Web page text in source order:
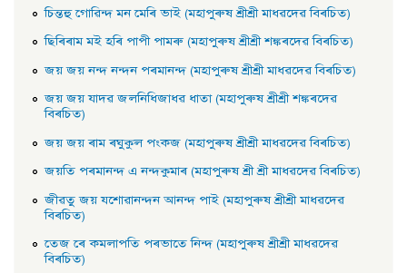
চিন্তহু গােৱিন্দ মন মেৰি ভাই (মহাপুৰুষ শ্ৰীশ্ৰী মাধৱদেৱ বিৰচিত)
ছিৰিৰাম মই হৰি পাপী পামৰু (মহাপুৰুষ শ্ৰীশ্ৰী শঙ্কৰদেৱ বিৰচিত)
জয় জয় নন্দ নন্দন পৰমানন্দ (মহাপুৰুষ শ্ৰীশ্ৰী মাধৱদেৱ বিৰচিত)
জয় জয় যাদৱ জলনিধিজাধৱ ধাতা (মহাপুৰুষ শ্ৰীশ্ৰী শঙ্কৰদেৱ
বিৰচিত)
জয় জয় ৰাম ৰঘুকুল পংকজ (মহাপুৰুষ শ্ৰীশ্ৰী মাধৱদেৱ বিৰচিত)
জয়তি পৰমানন্দ এ নন্দকুমাৰ (মহাপুৰুষ শ্ৰী শ্ৰী মাধৱদেৱ বিৰচিত)
জীৱতু জয় যশােৱানন্দন আনন্দ পাই (মহাপুৰুষ শ্ৰীশ্ৰী মাধৱদেৱ
বিৰচিত)
তেজ ৰে কমলাপতি পৰভাতে নিন্দ (মহাপুৰুষ শ্ৰীশ্ৰী মাধৱদেৱ
বিৰচিত)